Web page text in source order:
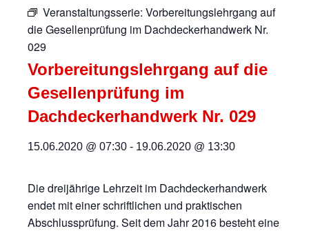
Veranstaltungsserie: Vorbereitungslehrgang auf
die Gesellenprüfung im Dachdeckerhandwerk Nr.
029
Vorbereitungslehrgang auf die
Gesellenprüfung im
Dachdeckerhandwerk Nr. 029
15.06.2020 @ 07:30 - 19.06.2020 @ 13:30
Die dreijährige Lehrzeit im Dachdeckerhandwerk
endet mit einer schriftlichen und praktischen
Abschlussprüfung. Seit dem Jahr 2016 besteht eine